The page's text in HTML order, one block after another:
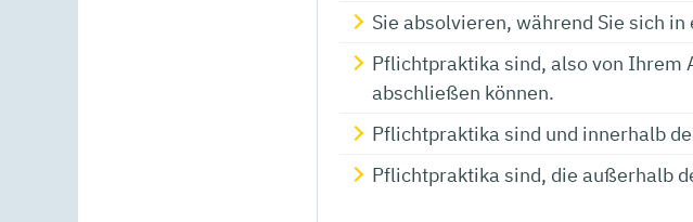
Sie absolvieren, während Sie sich
Pflichtpraktika sind, also von Ihrem
abschließen können.
Pflichtpraktika sind und innerhalb
Pflichtpraktika sind, die außerhalb